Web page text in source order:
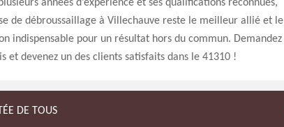
années d’expérience et ses qualifications reconnues,
de débroussaillage à Villechauve reste le meilleur allié et le
indispensable pour un résultat hors du commun. Demandez
et devenez un des clients satisfaits dans le 41310 !
DE TOUS